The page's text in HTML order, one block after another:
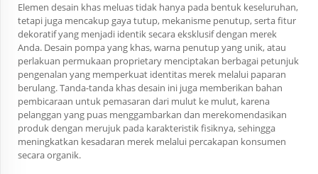
Elemen desain khas meluas tidak hanya pada bentuk keseluruhan,
tetapi juga mencakup gaya tutup, mekanisme penutup, serta fitur
dekoratif yang menjadi identik secara eksklusif dengan merek
Anda. Desain pompa yang khas, warna penutup yang unik, atau
perlakuan permukaan proprietary menciptakan berbagai petunjuk
pengenalan yang memperkuat identitas merek melalui paparan
berulang. Tanda-tanda khas desain ini juga memberikan bahan
pembicaraan untuk pemasaran dari mulut ke mulut, karena
pelanggan yang puas menggambarkan dan merekomendasikan
produk dengan merujuk pada karakteristik fisiknya, sehingga
meningkatkan kesadaran merek melalui percakapan konsumen
secara organik.